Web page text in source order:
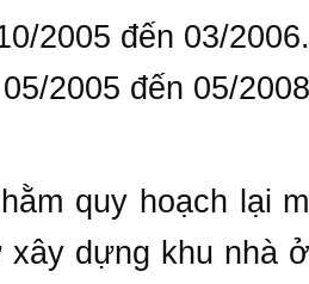
2005 đến 03/2006.
2005 đến 05/2008
quy hoạch lại
dựng khu nhà